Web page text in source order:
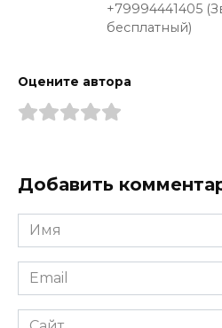
+79994441405
бесплатный)
Оцените автора
Добавить
Имя
*
Email
*
Сайт